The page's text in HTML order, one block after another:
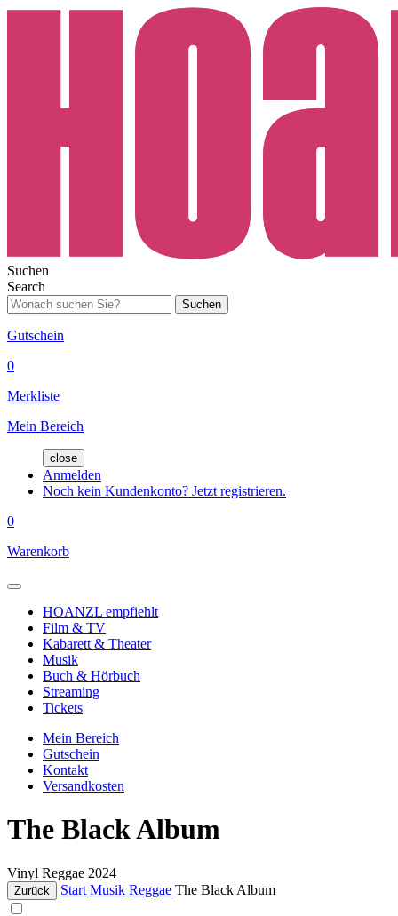
Suchen
Search
Suchen
Gutschein
0
Merkliste
Mein Bereich
close
Anmelden
Noch kein Kundenkonto? Jetzt registrieren.
0
Warenkorb
HOANZL empfiehlt
Film & TV
Kabarett & Theater
Musik
Buch & Hörbuch
Streaming
Tickets
Mein Bereich
Gutschein
Kontakt
Versandkosten
The Black Album
Vinyl Reggae 2024
Zurück Start Musik Reggae The Black Album